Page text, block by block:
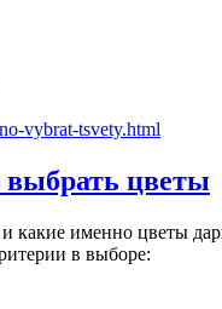
цветы
какие именно цветы
в выборе: